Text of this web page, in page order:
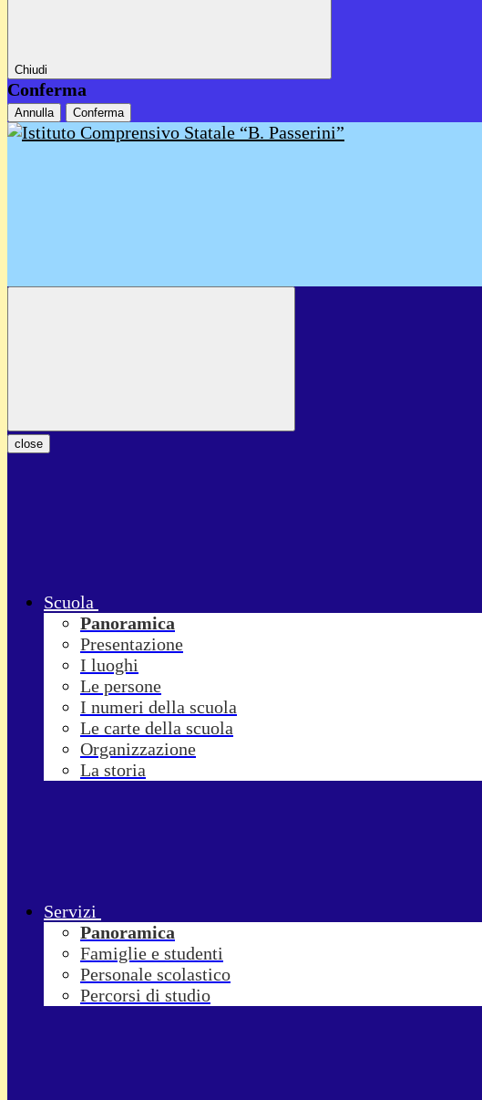
Chiudi
Conferma
Annulla Conferma
close
Scuola
Panoramica
Presentazione
I luoghi
Le persone
I numeri della scuola
Le carte della scuola
Organizzazione
La storia
Servizi
Panoramica
Famiglie e studenti
Personale scolastico
Percorsi di studio